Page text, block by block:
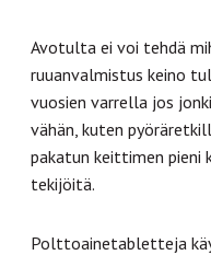
Avotulta ei voi tehdä
ruuanvalmistus keino
vuosien varrella jos
vähän, kuten
pakatun keittimen pieni
tekijöitä.
Polttoainetabletteja